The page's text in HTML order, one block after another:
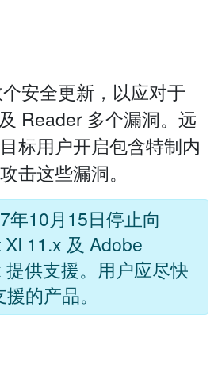
安全更新，以应对于
Reader 多个漏洞。远
标用户开启包含特制内
击这些漏洞。
年10月15日停止向
11.x 及 Adobe
供支援。用户应尽快
的产品。